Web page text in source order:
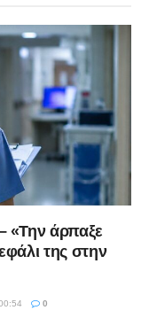
«Την άρπαξε
της στην
0